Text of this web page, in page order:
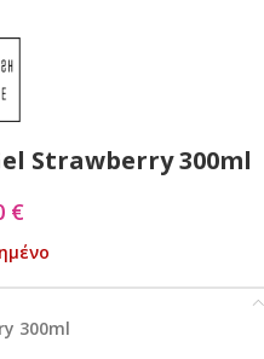
Strawberry 300ml
€
300ml